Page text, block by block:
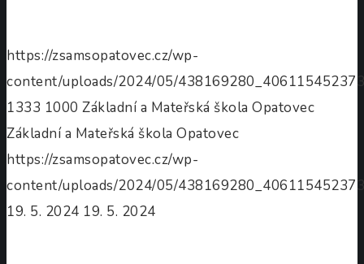
https://zsamsopatovec.cz/wp-
content/uploads/2024/05/
1333 1000 Základní a Mateřská škola Opatovec
Základní a Mateřská škola Opatovec
https://zsamsopatovec.cz/wp-
content/uploads/2024/05/
19. 5. 2024 19. 5. 2024